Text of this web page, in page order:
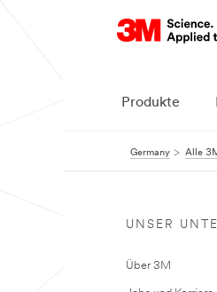
Produkte
Germany Alle
UNSER
Über 3M